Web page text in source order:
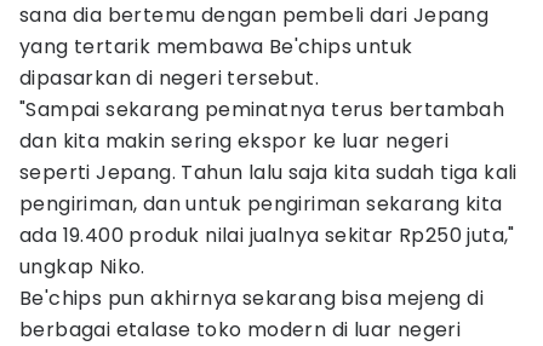
sana dia bertemu dengan pembeli dari Jepang
yang tertarik membawa Be'chips untuk
dipasarkan di negeri tersebut.
"Sampai sekarang peminatnya terus bertambah
dan kita makin sering ekspor ke luar negeri
seperti Jepang. Tahun lalu saja kita sudah tiga kali
pengiriman, dan untuk pengiriman sekarang kita
ada 19.400 produk nilai jualnya sekitar Rp250 juta,"
ungkap Niko.
Be'chips pun akhirnya sekarang bisa mejeng di
berbagai etalase toko modern di luar negeri